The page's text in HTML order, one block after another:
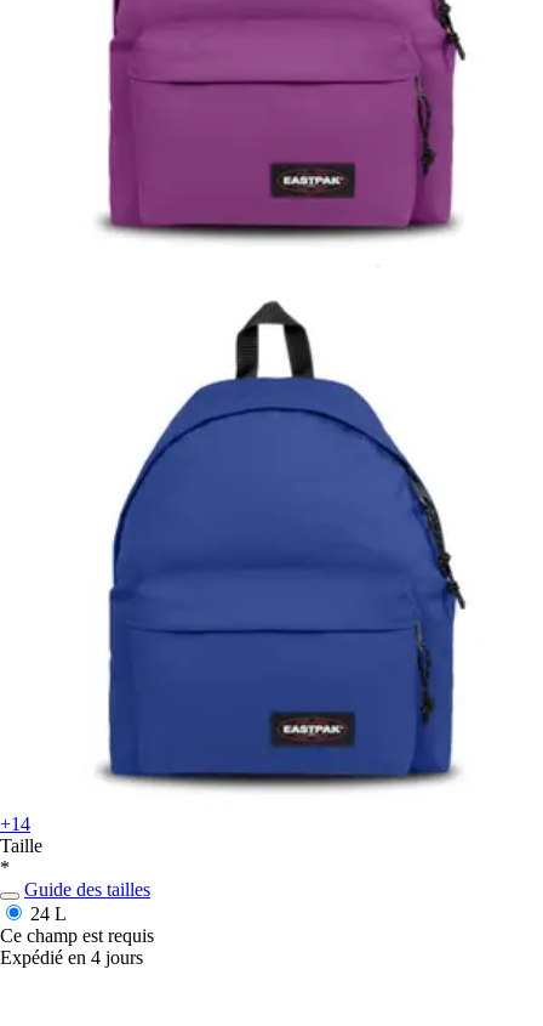
+14
Taille
*
Guide des tailles
24 L
Ce champ est requis
Expédié en 4 jours